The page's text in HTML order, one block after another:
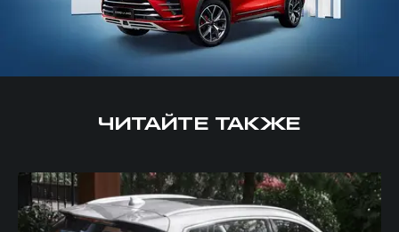
ЧИТАЙТЕ ТАКЖЕ